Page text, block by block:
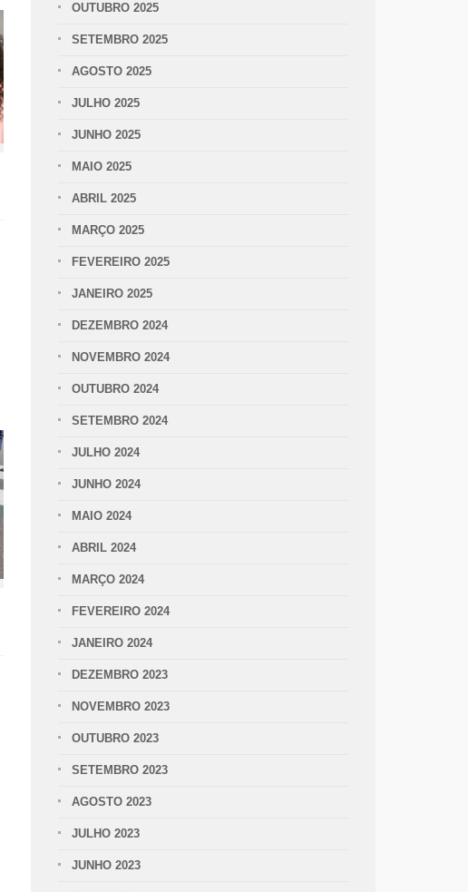
OUTUBRO 2025
SETEMBRO 2025
AGOSTO 2025
JULHO 2025
JUNHO 2025
MAIO 2025
ABRIL 2025
MARÇO 2025
FEVEREIRO 2025
JANEIRO 2025
DEZEMBRO 2024
NOVEMBRO 2024
OUTUBRO 2024
SETEMBRO 2024
JULHO 2024
JUNHO 2024
MAIO 2024
ABRIL 2024
MARÇO 2024
FEVEREIRO 2024
JANEIRO 2024
DEZEMBRO 2023
NOVEMBRO 2023
OUTUBRO 2023
SETEMBRO 2023
AGOSTO 2023
JULHO 2023
JUNHO 2023